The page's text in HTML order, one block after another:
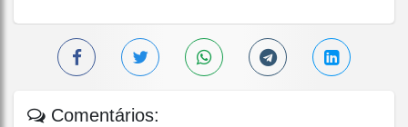
Comentários: